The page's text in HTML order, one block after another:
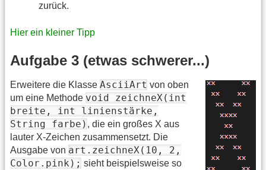
zurück.
Hier ein kleiner Tipp
Aufgabe 3 (etwas schwerer...)
Erweitere die Klasse AsciiArt von oben
um eine Methode void zeichneX(int
breite, int linienstärke,
String farbe) , die ein großes X aus
lauter X-Zeichen zusammensetzt. Die
Ausgabe von art.zeichneX(10, 2,
Color.pink); sieht beispielsweise so